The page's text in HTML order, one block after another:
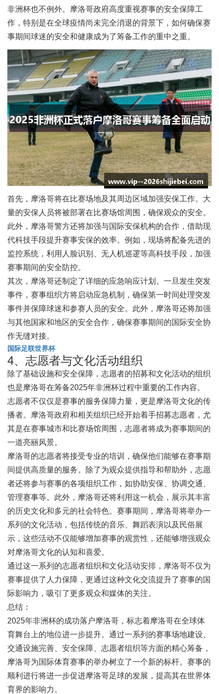
非洲杯也不例外。摩洛哥政府高度重视赛事的安全保障工
作，特别是在全球疫情尚未完全消退的背景下，如何确保赛
事期间球迷的安全和健康成为了筹备工作的重中之重。
首先，摩洛哥将在比赛场地及其周边区域加强安保工作。大
量的安保人员将被部署在比赛场馆周围，确保观众的安全。
此外，摩洛哥警方还将加强与国际安保机构的合作，借助现
代科技手段提升赛事安保的效率。例如，现场将配备先进的
监控系统，利用人脸识别、无人机巡逻等高科技手段，加强
赛事期间的安全防控。
其次，摩洛哥还制定了详细的应急响应计划。一旦发生突发
事件，赛事组织方将启动应急机制，确保第一时间处理突发
事件并保障球迷和参赛人员的安全。此外，摩洛哥还将加强
与其他国家和地区的安全合作，确保赛事期间的国际安全协
作无缝对接。
国际足联世界杯
4、志愿者与文化活动组织
除了基础设施和安全保障，志愿者的招募和文化活动的组织
也是摩洛哥在筹备2025年非洲杯过程中重要的工作内容。
志愿者不仅仅是赛事的服务保障力量，更是摩洛哥文化的传
播者。摩洛哥政府和相关组织已经开始着手招募志愿者，尤
其是在赛事城市和比赛场馆周围，志愿者将成为赛事期间的
一道亮丽风景。
摩洛哥的志愿者将接受专业的培训，确保他们能够在赛事期
间提供高质量的服务。除了为观众提供指导和帮助外，志愿
者还将参与赛事的各项组织工作，如协助安保、协调交通、
管理赛事等。此外，摩洛哥还将利用这一机会，展示其丰富
的历史文化和多元的社会特色。赛事期间，摩洛哥将举办一
系列的文化活动，包括传统的音乐、舞蹈表演以及民俗展
示，这些活动不仅能够增加赛事的观赏性，还能够增强观众
对摩洛哥文化的认知和喜爱。
通过这一系列的志愿者组织和文化活动安排，摩洛哥不仅为
赛事提供了人力保障，更通过这种文化交流提升了赛事的国
际影响力，吸引了更多观众和媒体的关注。
总结：
2025年非洲杯的成功落户摩洛哥，标志着摩洛哥在全球体
育舞台上的地位进一步提升。通过一系列的赛事场地建设、
交通设施完善、安全保障、志愿者组织等方面的精心筹备，
摩洛哥为国际体育赛事的举办树立了一个新的标杆。赛事的
顺利进行将进一步促进摩洛哥足球的发展，提高其在世界体
育界的影响力。